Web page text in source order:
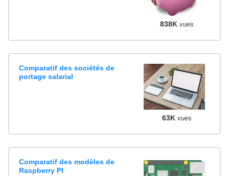
838K vues
Comparatif des sociétés de
portage salarial
63K vues
Comparatif des modèles de
Raspberry PI